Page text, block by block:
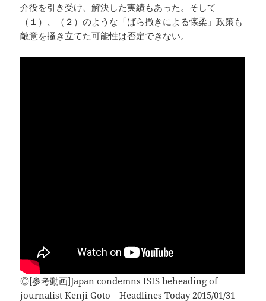
介役を引き受け、解決した実績もあった。そして
（１）、（２）のような「ばら撒きによる懐柔」政策も
敵意を掻き立てた可能性は否定できない。
◎[参考動画]Japan condemns ISIS beheading of
journalist Kenji Goto Headlines Today 2015/01/31